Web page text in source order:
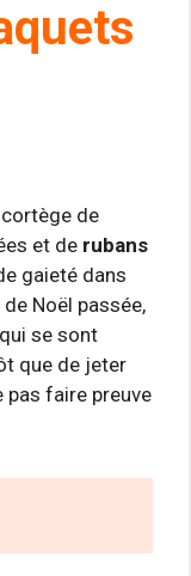
cortège de
et de rubans
gaieté dans
Noël passée,
qui se sont
que de jeter
faire preuve